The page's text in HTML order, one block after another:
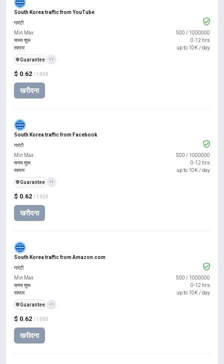
South Korea traffic from YouTube
$ 0.62 / 1000
खरीदना
गारंटी
Min Max
500 / 1000000
समय शुरू
0-12 hrs
रफ़्तार
up to 10K / day
️🛡️Guarantee +1
South Korea traffic from Facebook
$ 0.62 / 1000
खरीदना
गारंटी
Min Max
500 / 1000000
समय शुरू
0-12 hrs
रफ़्तार
up to 10K / day
️🛡️Guarantee +1
South Korea traffic from Amazon.com
$ 0.62 / 1000
खरीदना
गारंटी
Min Max
500 / 1000000
समय शुरू
0-12 hrs
रफ़्तार
up to 10K / day
️🛡️Guarantee +1